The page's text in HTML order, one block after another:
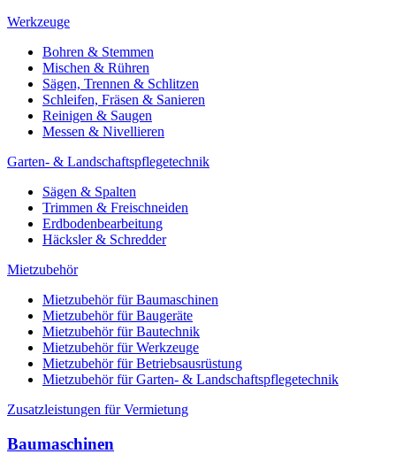
Werkzeuge
Bohren & Stemmen
Mischen & Rühren
Sägen, Trennen & Schlitzen
Schleifen, Fräsen & Sanieren
Reinigen & Saugen
Messen & Nivellieren
Garten- & Landschaftspflegetechnik
Sägen & Spalten
Trimmen & Freischneiden
Erdbodenbearbeitung
Häcksler & Schredder
Mietzubehör
Mietzubehör für Baumaschinen
Mietzubehör für Baugeräte
Mietzubehör für Bautechnik
Mietzubehör für Werkzeuge
Mietzubehör für Betriebsausrüstung
Mietzubehör für Garten- & Landschaftspflegetechnik
Zusatzleistungen für Vermietung
Baumaschinen